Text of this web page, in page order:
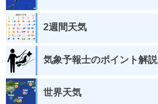
2週間天気
気象予報士のポイント解説
世界天気